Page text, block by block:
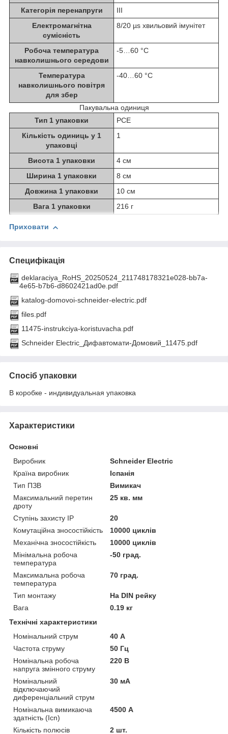
Категорія перенапруги
ІІІ
Електромагнітна
сумісність
8/20 µs хвильовий імунітет
Робоча температура
навколишнього середови
-5…60 °C
Температура
навколишнього повітря
для збер
-40…60 °C
Пакувальна одиниця
Тип 1 упаковки
PCE
Кількість одиниць у 1
упаковці
1
Висота 1 упаковки
4 см
Ширина 1 упаковки
8 см
Довжина 1 упаковки
10 см
Вага 1 упаковки
216 г
Приховати
Специфікація
deklaraciya_RoHS_20250524_211748178321e028-bb7a-
4e65-b7b6-d8602421ad0e.pdf
katalog-domovoi-schneider-electric.pdf
files.pdf
11475-instrukciya-koristuvacha.pdf
Schneider Electric_Дифавтомати-Домовий_11475.pdf
Спосіб упаковки
В коробке - индивидуальная упаковка
Характеристики
Основні
Виробник
Schneider Electric
Країна виробник
Іспанія
Тип ПЗВ
Вимикач
Максимальний перетин
дроту
25 кв. мм
Ступінь захисту IP
20
Комутаційна зносостійкість
10000 циклів
Механічна зносостійкість
10000 циклів
Мінімальна робоча
температура
-50 град.
Максимальна робоча
температура
70 град.
Тип монтажу
На DIN рейку
Вага
0.19 кг
Технічні характеристики
Номінальний струм
40 А
Частота струму
50 Гц
Номінальна робоча
напруга змінного струму
220 В
Номінальний
відключаючий
диференціальний струм
30 мА
Номінальна вимикаюча
здатність (Icn)
4500 А
Кількість полюсів 2 шт.